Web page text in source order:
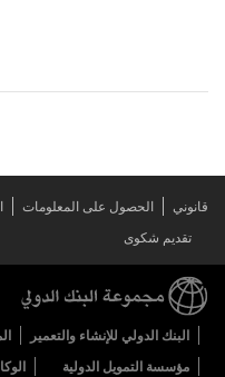
قانوني الحصول على المعلومات
تقديم شكوى
البنك الدولي للإنشاء والتعمير
مؤسسة التمويل الدولية